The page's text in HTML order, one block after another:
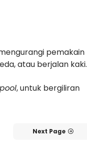
pemakain
atau berjalan kaki.
, untuk bergiliran
Next Page